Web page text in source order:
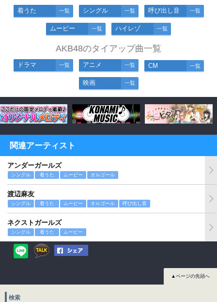
着うた 一覧 シングル 一覧 呼び出し音 一覧
ムービー 一覧 ハイレゾ 一覧
AKB48のタイアップ曲一覧
ドラマ 一覧 アニメ 一覧 CM 一覧
映画 一覧
関連アーティスト
アンダーガールズ
シングル 着うた ムービー オルゴール
渡辺麻友
シングル 着うた ムービー オルゴール 呼び出し音
ネクストガールズ
シングル 着うた ムービー
▲ページの先頭へ
検索